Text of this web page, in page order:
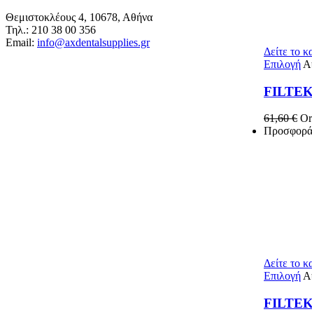
Δείτε το
Επιλογή
61,60€
Δείτε το
Επιλογή
Θεμιστοκλέους 4, 10678, Αθήνα
Τηλ.: 210 38 00 356
Email: info@axdentalsupplies.gr